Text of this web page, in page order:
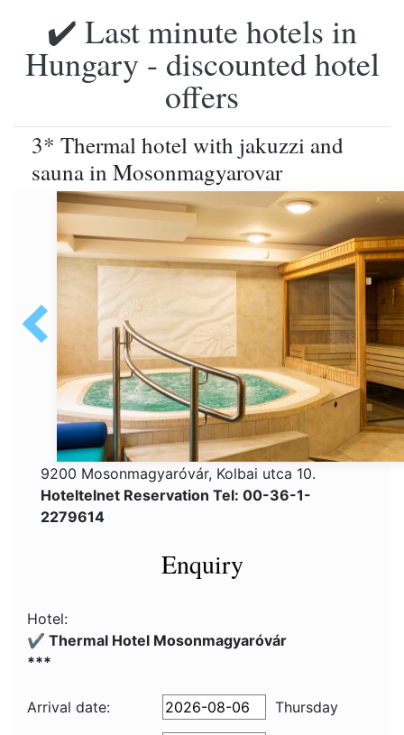
✔️ Last minute hotels in
Hungary - discounted hotel
offers
3* Thermal hotel with jakuzzi and
sauna in Mosonmagyarovar
9200 Mosonmagyaróvár, Kolbai utca 10.
Hoteltelnet Reservation Tel: 00-36-1-
2279614
Enquiry
Hotel:
✔️ Thermal Hotel Mosonmagyaróvár
***
Arrival date: Thursday